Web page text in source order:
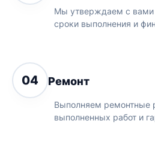
Мы утверждаем с вами
сроки выполнения и
04 Ремонт
Выполняем ремонтные
выполненных работ и